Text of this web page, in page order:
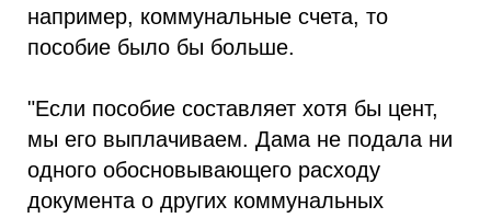
например, коммунальные счета, то
пособие было бы больше.
"Если пособие составляет хотя бы цент,
мы его выплачиваем. Дама не подала ни
одного обосновывающего расходу
документа о других коммунальных